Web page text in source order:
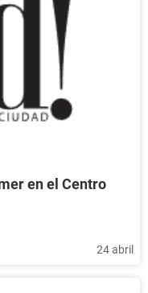
en el Centro
24 abril